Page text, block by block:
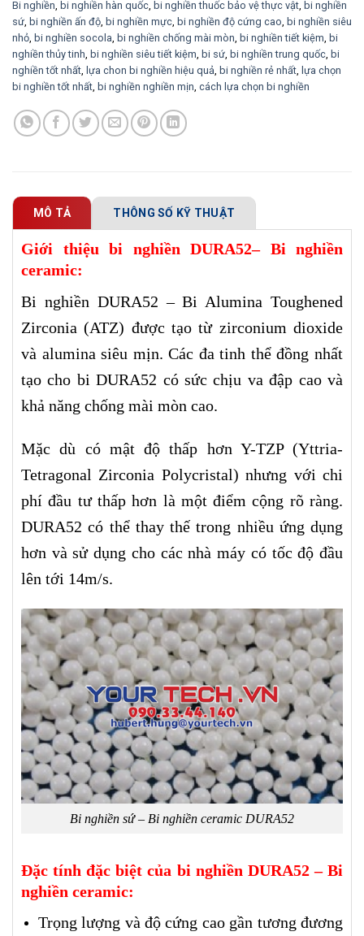
Bi nghiền, bi nghiền hàn quốc, bi nghiền thuốc bảo vệ thực vật, bi nghiền
sứ, bi nghiền ấn độ, bi nghiền mực, bi nghiền độ cứng cao, bi nghiền siêu
nhỏ, bi nghiền socola, bi nghiền chống mài mòn, bi nghiền tiết kiệm, bi
nghiền thủy tinh, bi nghiền siêu tiết kiệm, bi sứ, bi nghiền trung quốc, bi
nghiền tốt nhất, lựa chon bi nghiền hiệu quả, bi nghiền rẻ nhất, lựa chọn
bi nghiền tốt nhất, bi nghiền nghiền mịn, cách lựa chọn bi nghiền
MÔ TẢ THÔNG SỐ KỸ THUẬT
Giới thiệu bi nghiền DURA52– Bi nghiền
ceramic:
Bi nghiền DURA52 – Bi Alumina Toughened
Zirconia (ATZ) được tạo từ zirconium dioxide
và alumina siêu mịn. Các đa tinh thể đồng nhất
tạo cho bi DURA52 có sức chịu va đập cao và
khả năng chống mài mòn cao.
Mặc dù có mật độ thấp hơn Y-TZP (Yttria-
Tetragonal Zirconia Polycristal) nhưng với chi
phí đầu tư thấp hơn là một điểm cộng rõ ràng.
DURA52 có thể thay thế trong nhiều ứng dụng
hơn và sử dụng cho các nhà máy có tốc độ đầu
lên tới 14m/s.
Bi nghiền sứ – Bi nghiền ceramic DURA52
Đặc tính đặc biệt của bi nghiền DURA52 – Bi
nghiền ceramic:
Trọng lượng và độ cứng cao gần tương đương